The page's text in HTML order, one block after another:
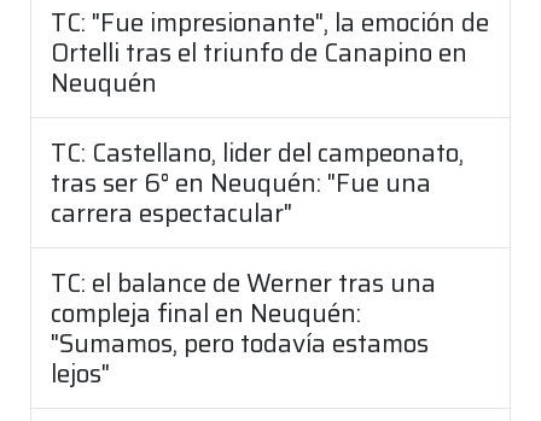
TC: "Fue impresionante", la emoción de
Ortelli tras el triunfo de Canapino en
Neuquén
TC: Castellano, lider del campeonato,
tras ser 6° en Neuquén: "Fue una
carrera espectacular"
TC: el balance de Werner tras una
compleja final en Neuquén:
"Sumamos, pero todavía estamos
lejos"